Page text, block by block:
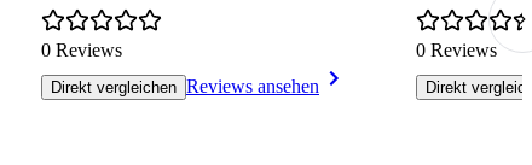
0 Reviews
Direkt vergleichen Reviews ansehen
0 Reviews
Direkt